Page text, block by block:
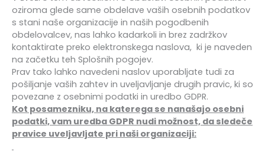
oziroma glede same obdelave vaših osebnih podatkov
s stani naše organizacije in naših pogodbenih
obdelovalcev, nas lahko kadarkoli in brez zadržkov
kontaktirate preko elektronskega naslova, ki je naveden
na začetku teh Splošnih pogojev.
Prav tako lahko navedeni naslov uporabljate tudi za
pošiljanje vaših zahtev in uveljavljanje drugih pravic, ki so
povezane z osebnimi podatki in uredbo GDPR.
Kot posamezniku, na katerega se nanašajo osebni
podatki, vam uredba GDPR nudi možnost, da sledeče
pravice uveljavljate pri naši organizaciji: